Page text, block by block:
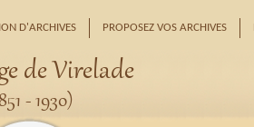
D'ARCHIVES PROPOSEZ VOS ARCHIVES
de Virelade
- 1930)